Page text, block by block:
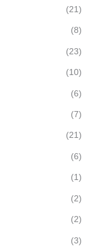
(21)
(8)
(23)
(10)
(6)
(7)
(21)
(6)
(1)
(2)
(2)
(3)